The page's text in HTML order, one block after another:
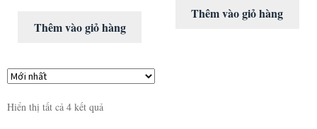
Thêm vào giỏ hàng
Thêm vào giỏ hàng
Hiển thị tất cả 4 kết quả